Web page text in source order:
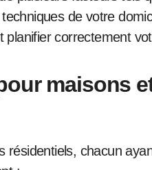
de votre
correctement
maisons
résidentiels, chacun